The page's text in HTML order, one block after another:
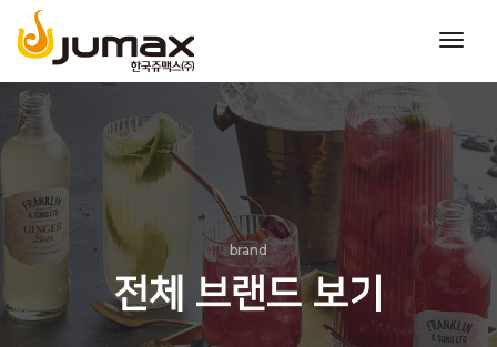
brand
전체 브랜드 보기